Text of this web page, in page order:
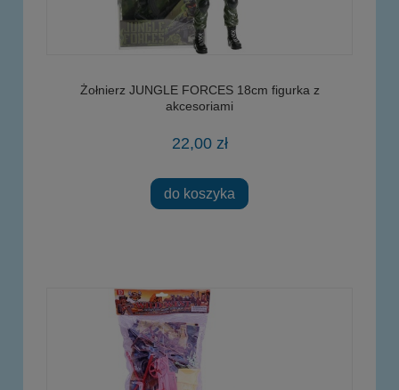
Żołnierz JUNGLE FORCES 18cm figurka z
akcesoriami
22,00 zł
do koszyka